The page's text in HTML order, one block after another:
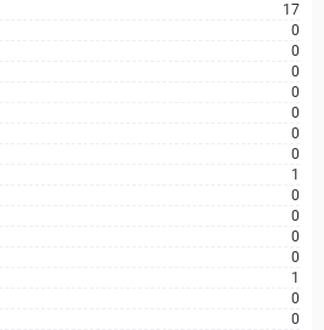
17
0
0
0
0
0
0
0
1
0
0
0
0
1
0
0